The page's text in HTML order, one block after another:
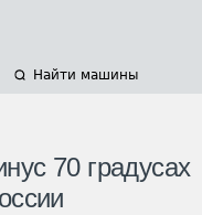
Найти машины
70 градусах